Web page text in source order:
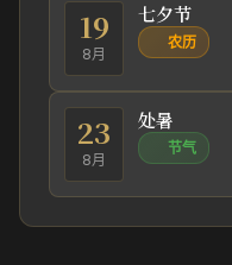
19
8月
七夕节
农历
23
8月
处暑
节气